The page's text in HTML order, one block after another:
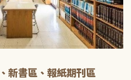
新書區、報紙期刊區